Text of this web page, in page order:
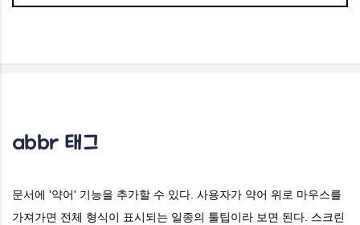
abbr 태그
문서에 '약어' 기능을 추가할 수 있다. 사용자가 약어 위로 마우스를
가져가면 전체 형식이 표시되는 일종의 툴팁이라 보면 된다. 스크린